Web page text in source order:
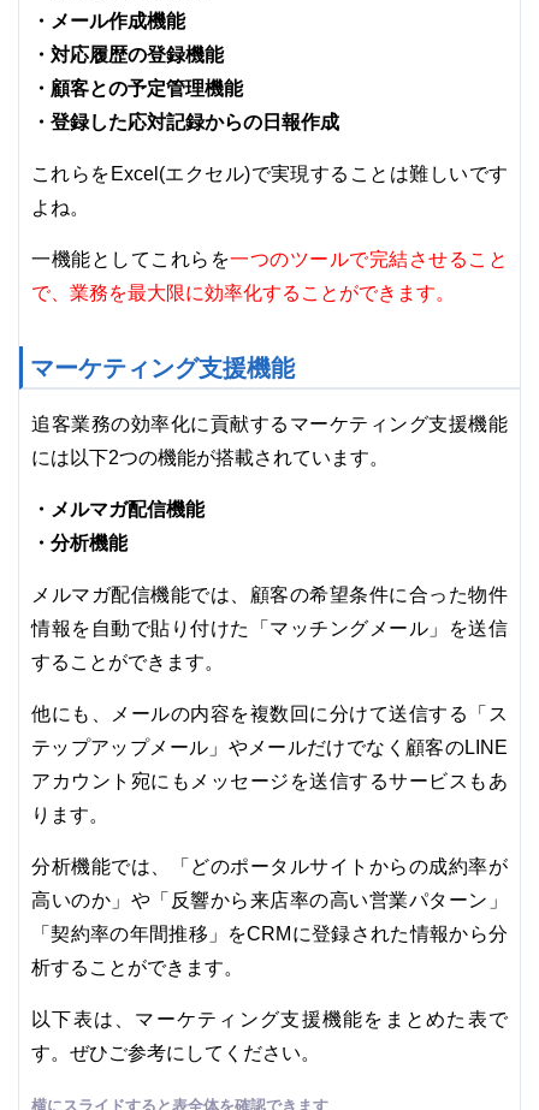
・メール作成機能
・対応履歴の登録機能
・顧客との予定管理機能
・登録した応対記録からの日報作成
これらをExcel(エクセル)で実現することは難しいです
よね。
一機能としてこれらを一つのツールで完結させること
で、業務を最大限に効率化することができます。
マーケティング支援機能
追客業務の効率化に貢献するマーケティング支援機能
には以下2つの機能が搭載されています。
・メルマガ配信機能
・分析機能
メルマガ配信機能では、顧客の希望条件に合った物件
情報を自動で貼り付けた「マッチングメール」を送信
することができます。
他にも、メールの内容を複数回に分けて送信する「ス
テップアップメール」やメールだけでなく顧客のLINE
アカウント宛にもメッセージを送信するサービスもあ
ります。
分析機能では、「どのポータルサイトからの成約率が
高いのか」や「反響から来店率の高い営業パターン」
「契約率の年間推移」をCRMに登録された情報から分
析することができます。
以下表は、マーケティング支援機能をまとめた表で
す。ぜひご参考にしてください。